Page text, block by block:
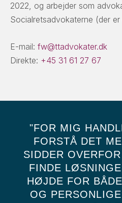
2022, og arbejder som
Socialretsadvokaterne (der
E-mail: fw@ttadvokater.dk
Direkte: +45 31 61 27 67
"FOR MIG
FORSTÅ DET
SIDDER
FINDE
HØJDE FOR
OG